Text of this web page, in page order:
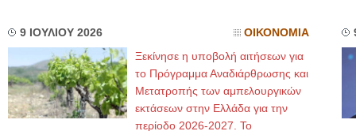
9 ΙΟΥΛΙΟΥ 2026 ΟΙΚΟΝΟΜΙΑ
Ξεκίνησε η υποβολή αιτήσεων για
το Πρόγραμμα Αναδιάρθρωσης και
Μετατροπής των αμπελουργικών
εκτάσεων στην Ελλάδα για την
περίοδο 2026-2027. Το